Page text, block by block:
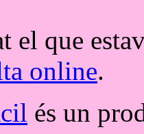
el que
online.
és un